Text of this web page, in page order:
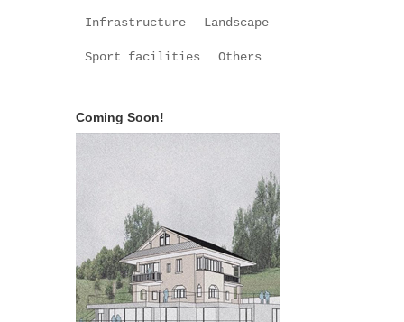
Infrastructure Landscape
Sport facilities Others
Coming Soon!